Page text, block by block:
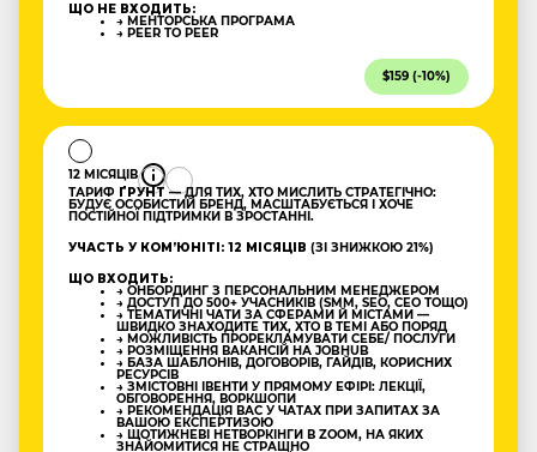
ЩО НЕ ВХОДИТЬ:
→ МЕНТОРСЬКА ПРОГРАМА
→ PEER TO PEER
$159 (-10%)
12 МІСЯЦІВ
ТАРИФ ҐРУНТ — ДЛЯ ТИХ, ХТО МИСЛИТЬ СТРАТЕГІЧНО:
БУДУЄ ОСОБИСТИЙ БРЕНД, МАСШТАБУЄТЬСЯ І ХОЧЕ
ПОСТІЙНОЇ ПІДТРИМКИ В ЗРОСТАННІ.
УЧАСТЬ У КОМʼЮНІТІ: 12 МІСЯЦІВ (ЗІ ЗНИЖКОЮ 21%)
ЩО ВХОДИТЬ:
→ ОНБОРДИНГ З ПЕРСОНАЛЬНИМ МЕНЕДЖЕРОМ
→ ДОСТУП ДО 500+ УЧАСНИКІВ (SMM, SEO, CEO ТОЩО)
→ ТЕМАТИЧНІ ЧАТИ ЗА СФЕРАМИ Й МІСТАМИ —
ШВИДКО ЗНАХОДИТЕ ТИХ, ХТО В ТЕМІ АБО ПОРЯД
→ МОЖЛИВІСТЬ ПРОРЕКЛАМУВАТИ СЕБЕ/ ПОСЛУГИ
→ РОЗМІЩЕННЯ ВАКАНСІЙ НА JOBHUB
→ БАЗА ШАБЛОНІВ, ДОГОВОРІВ, ГАЙДІВ, КОРИСНИХ
РЕСУРСІВ
→ ЗМІСТОВНІ ІВЕНТИ У ПРЯМОМУ ЕФІРІ: ЛЕКЦІЇ,
ОБГОВОРЕННЯ, ВОРКШОПИ
→ РЕКОМЕНДАЦІЯ ВАС У ЧАТАХ ПРИ ЗАПИТАХ ЗА
ВАШОЮ ЕКСПЕРТИЗОЮ
→ ЩОТИЖНЕВІ НЕТВОРКІНГИ В ZOOM, НА ЯКИХ
ЗНАЙОМИТИСЯ НЕ СТРАШНО